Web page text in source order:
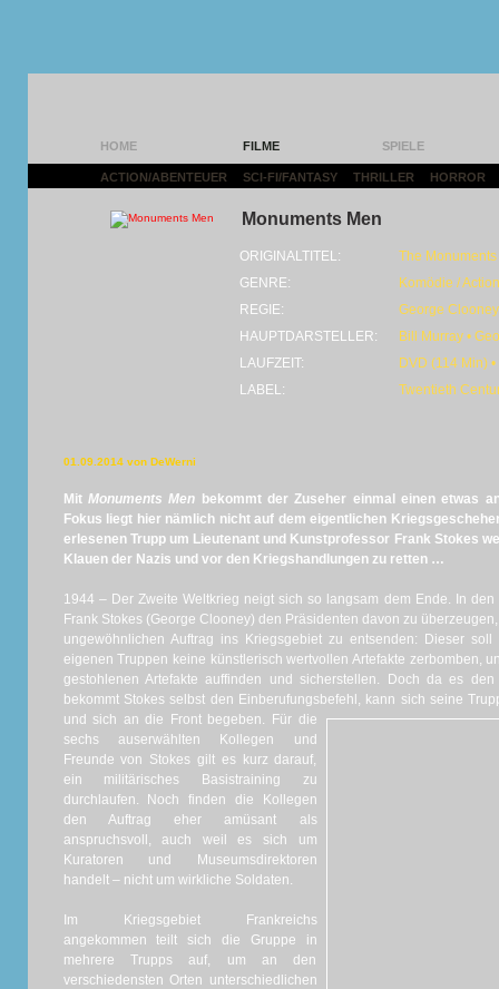
HOME FILME SPIELE
ACTION/ABENTEUER SCI-FI/FANTASY THRILLER HORROR
Monuments Men
ORIGINALTITEL:
The
GENRE:
Komödie / Action
REGIE:
George Clooney
HAUPTDARSTELLER:
Bill Murray •
LAUFZEIT:
DVD (114 Min)
LABEL:
Twentieth
01.09.2014 von DeWerni
Mit Monuments Men bekommt der Zuseher einmal einen etwas
Fokus liegt hier nämlich nicht auf dem eigentlichen
erlesenen Trupp um Lieutenant und Kunstprofessor Frank Stokes
Klauen der Nazis und vor den Kriegshandlungen zu retten …
1944 – Der Zweite Weltkrieg neigt sich so langsam dem Ende. In
Frank Stokes (George Clooney) den Präsidenten davon zu
ungewöhnlichen Auftrag ins Kriegsgebiet zu entsenden: Dieser
eigenen Truppen keine künstlerisch wertvollen Artefakte zerbomben,
gestohlenen Artefakte auffinden und sicherstellen. Doch da es
bekommt Stokes selbst den Einberufungsbefehl, kann sich seine
und sich an die Front begeben. Für die
sechs auserwählten Kollegen und
Freunde von Stokes gilt es kurz darauf,
ein militärisches Basistraining zu
durchlaufen. Noch finden die Kollegen
den Auftrag eher amüsant als
anspruchsvoll, auch weil es sich um
Kuratoren und Museumsdirektoren
handelt – nicht um wirkliche Soldaten.
Im Kriegsgebiet Frankreichs
angekommen teilt sich die Gruppe in
mehrere Trupps auf, um an den
verschiedensten Orten unterschiedlichen